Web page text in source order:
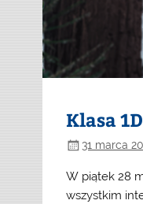
Klasa
31 marca
W piątek 28
wszystkim